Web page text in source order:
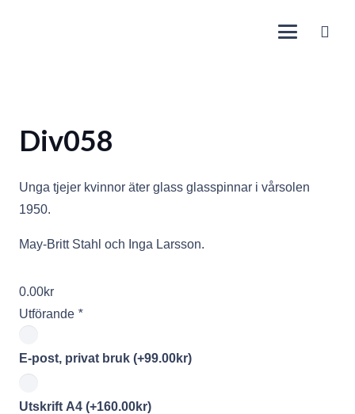
Div058
Unga tjejer kvinnor äter glass glasspinnar i vårsolen
1950.
May-Britt Stahl och Inga Larsson.
0.00kr
Utförande *
E-post, privat bruk (+99.00kr)
Utskrift A4 (+160.00kr)